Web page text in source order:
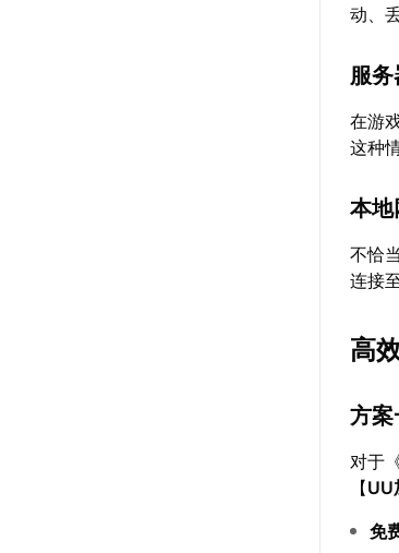
动、
服
在游
这种
本地
不恰
连接
高
方案
对于
【UU
免